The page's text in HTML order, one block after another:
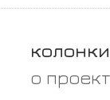
колонки
о